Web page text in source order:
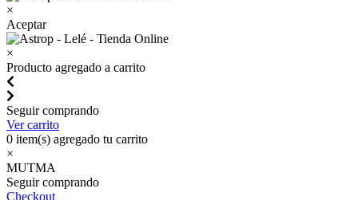
×
Aceptar
×
Producto agregado a carrito
Seguir comprando
Ver carrito
0 item(s) agregado tu carrito
×
MUTMA
Seguir comprando
Checkout